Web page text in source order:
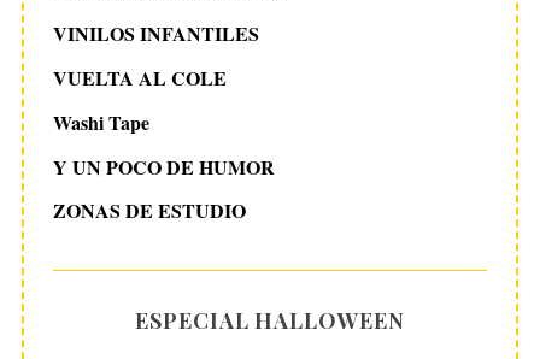
VINILOS INFANTILES
VUELTA AL COLE
Washi Tape
Y UN POCO DE HUMOR
ZONAS DE ESTUDIO
ESPECIAL HALLOWEEN